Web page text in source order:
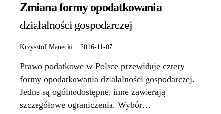
Zmiana formy opodatkowania
działalności gospodarczej
Krzysztof Manecki 2016-11-07
Prawo podatkowe w Polsce przewiduje cztery
formy opodatkowania działalności gospodarczej.
Jedne są ogólnodostępne, inne zawierają
szczegółowe ograniczenia. Wybór…